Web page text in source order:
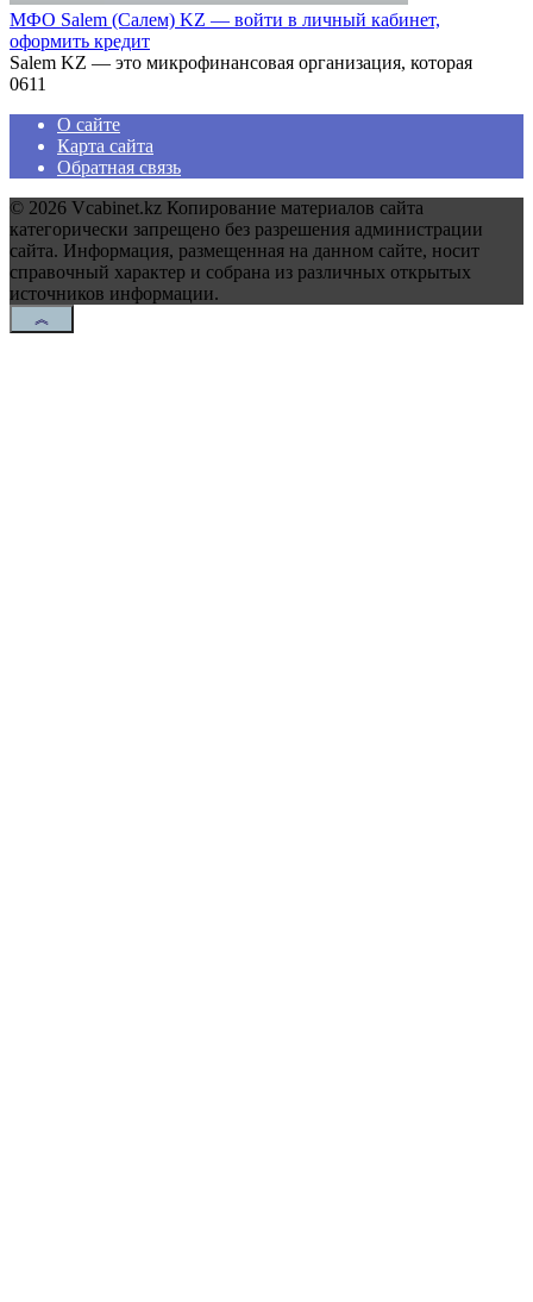
МФО Salem (Салем) KZ — войти в личный кабинет,
оформить кредит
Salem KZ — это микрофинансовая организация, которая
0611
О сайте
Карта сайта
Обратная связь
© 2026 Vcabinet.kz Копирование материалов сайта
категорически запрещено без разрешения администрации
сайта. Информация, размещенная на данном сайте, носит
справочный характер и собрана из различных открытых
источников информации.